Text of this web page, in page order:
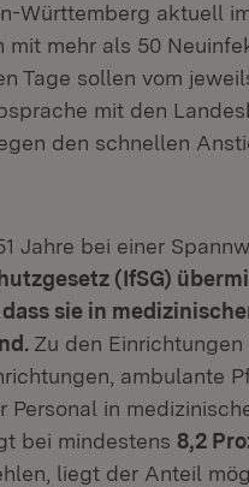
Württemberg aktuell
mit mehr als 50
Tage sollen vom
mit den
den schnellen
Jahre bei einer
(IfSG)
sie in
Zu den Einrichtungen
ambulante
in
bei mindestens 8,2
liegt der Anteil